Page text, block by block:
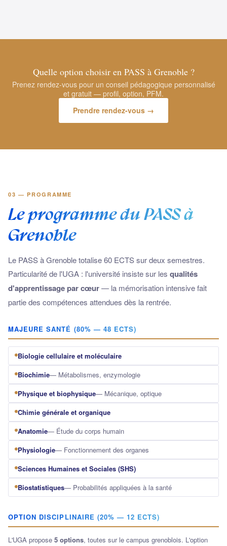
Quelle option choisir en PASS à Grenoble ?
Prenez rendez-vous pour un conseil pédagogique personnalisé
et gratuit — profil, option, PFM.
Prendre rendez-vous →
03 — PROGRAMME
Le programme du PASS à
Grenoble
Le PASS à Grenoble totalise 60 ECTS sur deux semestres.
Particularité de l'UGA : l'université insiste sur les qualités
d'apprentissage par cœur— la mémorisation intensive fait
partie des compétences attendues dès la rentrée.
MAJEURE SANTÉ (80% — 48 ECTS)
Biologie cellulaire et moléculaire
Biochimie— Métabolismes, enzymologie
Physique et biophysique— Mécanique, optique
Chimie générale et organique
Anatomie— Étude du corps humain
Physiologie— Fonctionnement des organes
Sciences Humaines et Sociales (SHS)
Biostatistiques— Probabilités appliquées à la santé
OPTION DISCIPLINAIRE (20% — 12 ECTS)
L'UGA propose 5 options, toutes sur le campus grenoblois. L'option